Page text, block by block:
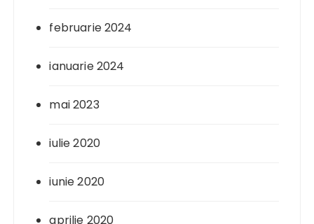
februarie 2024
ianuarie 2024
mai 2023
iulie 2020
iunie 2020
aprilie 2020